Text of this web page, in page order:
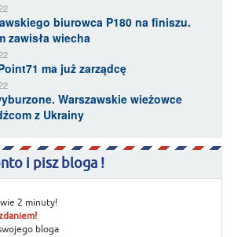
biurowca P180 na finiszu.
zawisła wiecha
ma już zarządcę
Warszawskie wieżowce
z Ukrainy
i pisz bloga !
2 minuty!
bloga